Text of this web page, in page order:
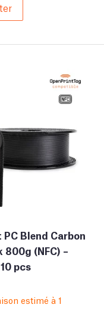
Blend Carbon
800g (NFC) –
pcs
estimé à 1